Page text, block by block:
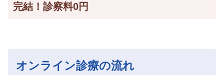
完結！診察料0円
オンライン診療の流れ